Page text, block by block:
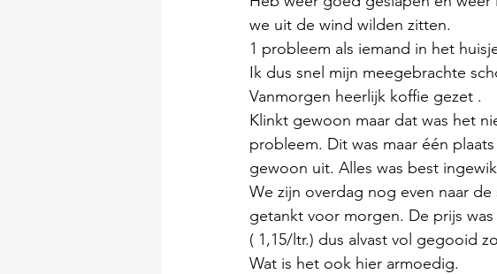
we uit de wind wilden zitten.
1 probleem als iemand in het
Ik dus snel mijn meegebrachte
Vanmorgen heerlijk koffie gezet .
Klinkt gewoon maar dat was het
probleem. Dit was maar één
gewoon uit. Alles was best
We zijn overdag nog even naar
getankt voor morgen. De prijs was
( 1,15/ltr.) dus alvast vol gegooid
Wat is het ook hier armoedig.